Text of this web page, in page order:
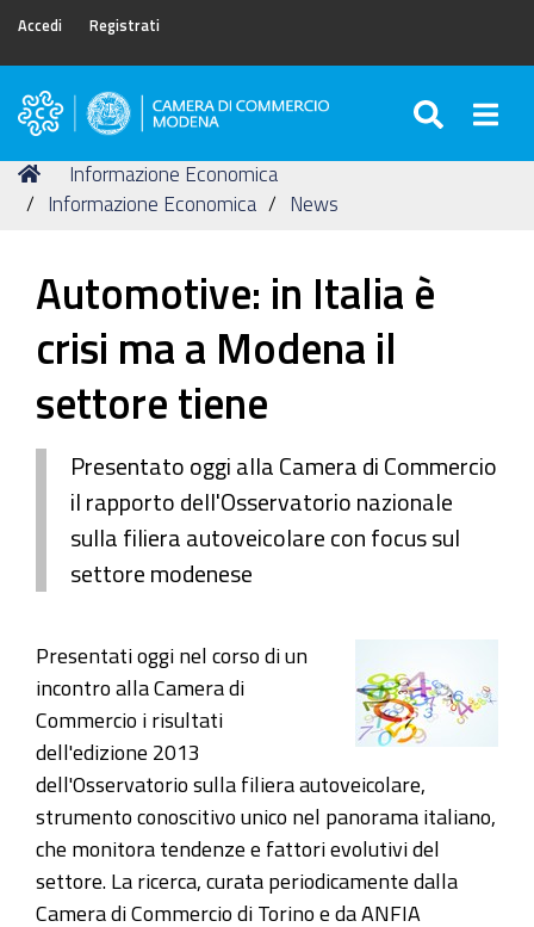
Accedi Registrati
Camera
Commercio
di
Tu
sei
Home
Informazione Economica
Informazione Economica
News
Automotive: in Italia è
crisi ma a Modena il
settore tiene
Presentato oggi alla Camera di Commercio
il rapporto dell'Osservatorio nazionale
sulla filiera autoveicolare con focus sul
settore modenese
Presentati oggi nel corso di un
incontro alla Camera di
Commercio i risultati
dell'edizione 2013
dell'Osservatorio sulla filiera autoveicolare,
strumento conoscitivo unico nel panorama italiano,
che monitora tendenze e fattori evolutivi del
settore. La ricerca, curata periodicamente dalla
Camera di Commercio di Torino e da ANFIA